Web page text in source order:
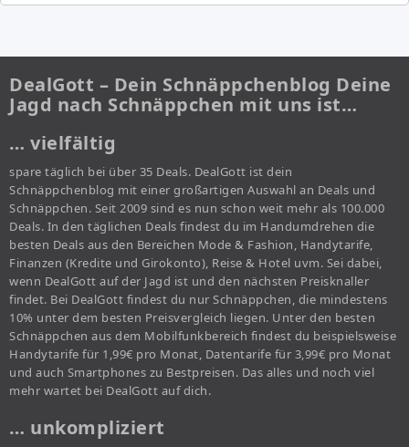
DealGott – Dein Schnäppchenblog Deine
Jagd nach Schnäppchen mit uns ist…
… vielfältig
spare täglich bei über 35 Deals. DealGott ist dein
Schnäppchenblog mit einer großartigen Auswahl an Deals und
Schnäppchen. Seit 2009 sind es nun schon weit mehr als 100.000
Deals. In den täglichen Deals findest du im Handumdrehen die
besten Deals aus den Bereichen Mode & Fashion, Handytarife,
Finanzen (Kredite und Girokonto), Reise & Hotel uvm. Sei dabei,
wenn DealGott auf der Jagd ist und den nächsten Preisknaller
findet. Bei DealGott findest du nur Schnäppchen, die mindestens
10% unter dem besten Preisvergleich liegen. Unter den besten
Schnäppchen aus dem Mobilfunkbereich findest du beispielsweise
Handytarife für 1,99€ pro Monat, Datentarife für 3,99€ pro Monat
und auch Smartphones zu Bestpreisen. Das alles und noch viel
mehr wartet bei DealGott auf dich.
… unkompliziert